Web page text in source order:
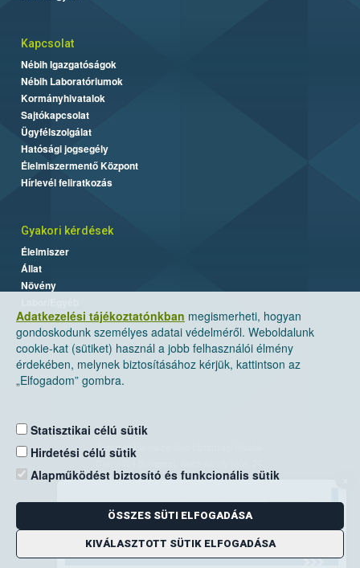
Adatkezelési tájékoztatónkban megismerheti, hogyan
gondoskodunk személyes adatai védelméről. Weboldalunk
cookie-kat (sütiket) használ a jobb felhasználói élmény
érdekében, melynek biztosításához kérjük, kattintson az
„Elfogadom” gombra.
Statisztikai célú sütik
Hirdetési célú sütik
Alapműködést biztosító és funkcionális sütik
ÖSSZES SÜTI ELFOGADÁSA
KIVÁLASZTOTT SÜTIK ELFOGADÁSA
Kapcsolat
Nébih Igazgatóságok
Nébih Laboratóriumok
Kormányhivatalok
Sajtókapcsolat
Ügyfélszolgálat
Hatósági jogsegély
Élelmiszermentő Központ
Hírlevél feliratkozás
Gyakori kérdések
Élelmiszer
Állat
Növény
Nemzeti Élelmiszerlánc-biztonsági Hivatal
Levelezési cím: 1525 Budapest. Pf. 30.
E-mail:ugyfelszolgalat@nebih.gov.hu
Zöld szám: 06-80/263-244
Telefon: 06-1/ 336-9000